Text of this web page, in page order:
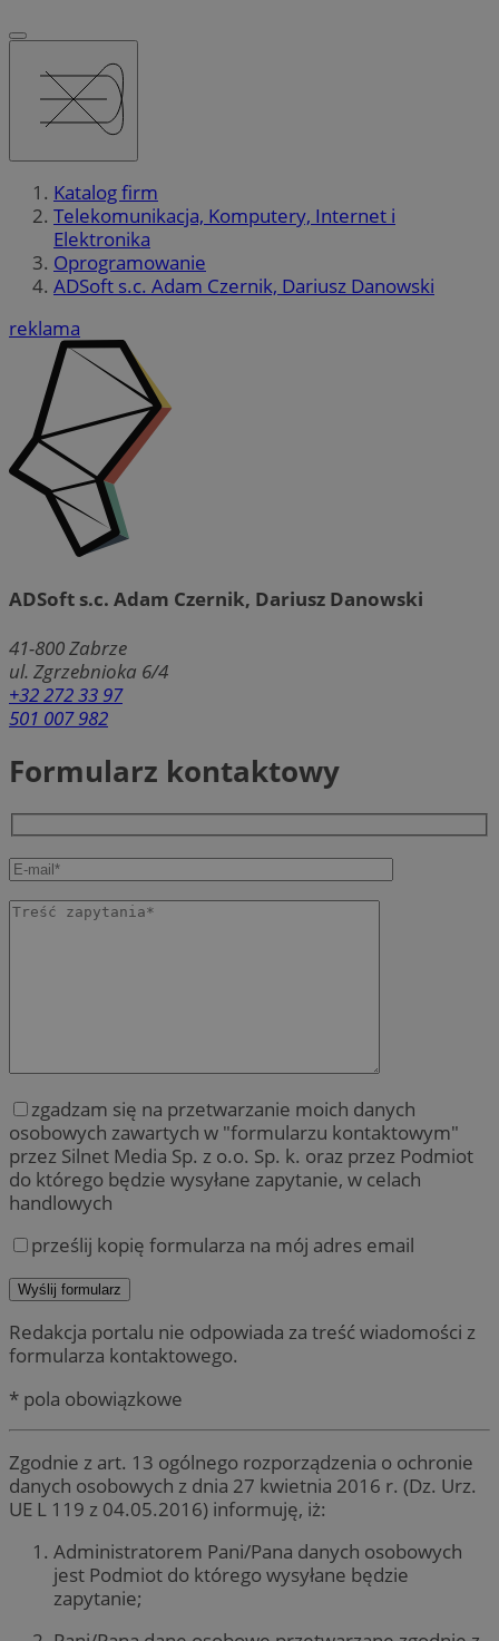
Katalog firm
Telekomunikacja, Komputery, Internet i
Elektronika
Oprogramowanie
ADSoft s.c. Adam Czernik, Dariusz Danowski
reklama
ADSoft s.c. Adam Czernik, Dariusz Danowski
41-800Zabrze
ul. Zgrzebnioka 6/4
+32 272 33 97
501 007 982
Formularz kontaktowy
zgadzam się na przetwarzanie moich danych
osobowych zawartych w "formularzu kontaktowym"
przez Silnet Media Sp. z o.o. Sp. k. oraz przez Podmiot
do którego będzie wysyłane zapytanie, w celach
handlowych
prześlij kopię formularza na mój adres email
Redakcja portalu nie odpowiada za treść wiadomości z
formularza kontaktowego.
* pola obowiązkowe
Zgodnie z art. 13 ogólnego rozporządzenia o ochronie
danych osobowych z dnia 27 kwietnia 2016 r. (Dz. Urz.
UE L 119 z 04.05.2016) informuję, iż:
Administratorem Pani/Pana danych osobowych
jest Podmiot do którego wysyłane będzie
zapytanie;